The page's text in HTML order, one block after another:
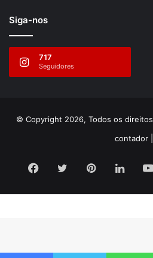
Siga-nos
717
Seguidores
© Copyright 2026, Todos os
contador